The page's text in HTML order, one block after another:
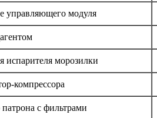
управляющего модуля
испарителя морозилки
компрессора
с фильтрами